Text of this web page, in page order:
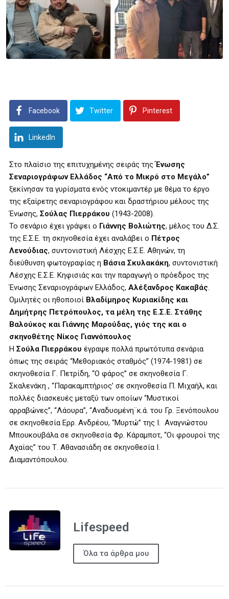
Facebook Twitter Pinterest
LinkedIn
Στο πλαίσιο της επιτυχημένης σειράς τηςΈνωσης
Σεναριογράφων Ελλάδος “Από το Μικρό στο Μεγάλο”
ξεκίνησαν τα γυρίσματα ενός ντοκιμαντέρ με θέμα το έργο
της εξαίρετης σεναριογράφου και δραστήριου μέλους της
Ένωσης, Σούλας Πιερράκου (1943-2008).
Το σενάριο έχει γράψει ο Γιάννης Βολιώτης, μέλος του Δ.Σ.
της Ε.Σ.Ε. τη σκηνοθεσία έχει αναλάβει ο Πέτρος
Λενούδιας, συντονιστική Λέσχης Ε.Σ.Ε. Αθηνών, τη
διεύθυνση φωτογραφίας η Βάσια Σκυλακάκη, συντονιστική
Λέσχης Ε.Σ.Ε. Κηφισιάς και την παραγωγή ο πρόεδρος της
Ένωσης Σεναριογράφων Ελλάδος, Αλέξανδρος Κακαβάς.
Ομιλητές οι ηθοποιοί Βλαδίμηρος Κυριακίδης και
Δημήτρης Πετρόπουλος, τα μέλη της Ε.Σ.Ε. Στάθης
Βαλούκος και Γιάννης Μαρούδας, γιός της και ο
σκηνοθέτης Νίκος Γιαννόπουλος
Η Σούλα Πιερράκου έγραψε πολλά πρωτότυπα σενάρια
όπως της σειράς “Μεθοριακός σταθμός” (1974-1981) σε
σκηνοθεσία Γ. Πετρίδη, “Ο φάρος” σε σκηνοθεσία Γ.
Σκαλενάκη , “Παρακαμπτήριος’ σε σκηνοθεσία Π. Μιχαήλ, και
πολλές διασκευές μεταξύ των οποίων “Μυστικοί
αρραβώνες”, “Λάουρα”, “Αναδυομένη¨κ.ά. του Γρ. Ξενόπουλου
σε σκηνοθεσία Ερρ. Ανδρέου, “Μυρτώ” της Ι. Αναγνώστου
Μπουκουβάλα σε σκηνοθεσία Φρ. Κάραμποτ, “Οι φρουροί της
Αχαίας” του Τ. Αθανασιάδη σε σκηνοθεσία Ι.
Διαμαντόπουλου.
Lifespeed
Όλα τα άρθρα μου